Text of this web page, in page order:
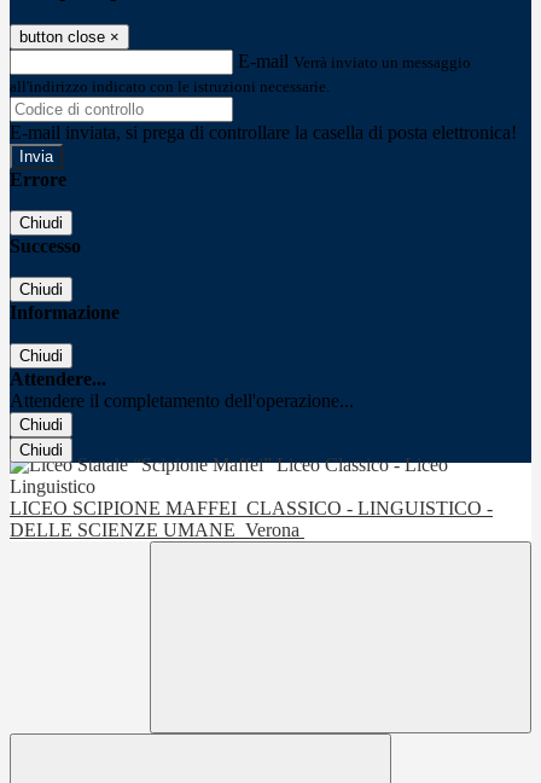
button close ×
E-mail Verrà inviato un messaggio
all'indirizzo indicato con le istruzioni necessarie.
E-mail inviata, si prega di controllare la casella di posta elettronica!
Errore
Chiudi
Successo
Chiudi
Informazione
Chiudi
Attendere...
Attendere il completamento dell'operazione...
Chiudi
Chiudi
LICEO SCIPIONE MAFFEI CLASSICO - LINGUISTICO -
DELLE SCIENZE UMANE Verona